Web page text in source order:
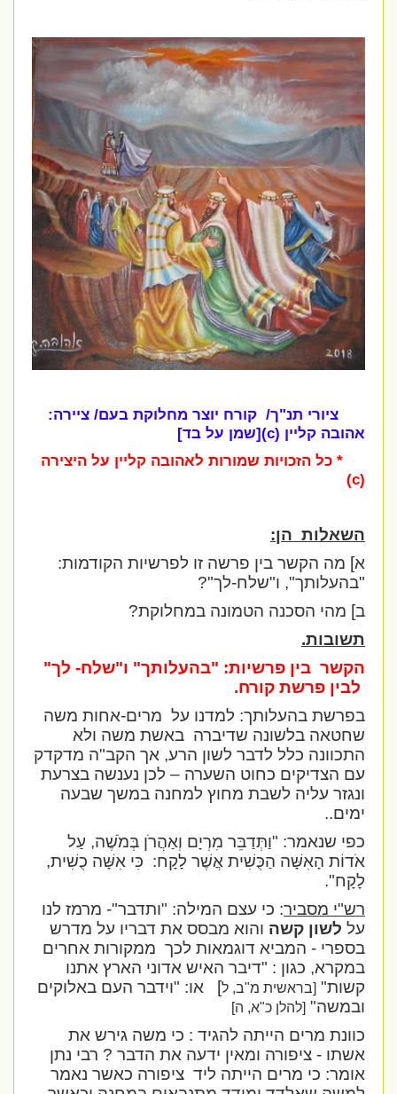
ציורי תנ"ך/ קורח יוצר מחלוקת בעם/ ציירה:
אהובה קליין (c)[שמן על בד]
* כל הזכויות שמורות לאהובה קליין על היצירה
השאלות הן:
א] מה הקשר בין פרשה זו לפרשיות הקודמות:
"בהעלותך", ו"שלח-לך"?
ב] מהי הסכנה הטמונה במחלוקת?
תשובות.
הקשר בין פרשיות: "בהעלותך" ו"שלח- לך"
לבין פרשת קורח.
בפרשת בהעלותך: למדנו על מרים-אחות משה
שחטאה בלשונה שדיברה באשת משה ולא
התכוונה כלל לדבר לשון הרע, אך הקב"ה מדקדק
עם הצדיקים כחוט השערה – לכן נענשה בצרעת
ונגזר עליה לשבת מחוץ למחנה במשך שבעה
ימים..
כפי שנאמר:"וַתְּדַבֵּר מִרְיָם וְאַהֲרֹן בְּמֹשֶׁה, עַל
אֹדוֹת הָאִשָּׁה הַכֻּשִׁית אֲשֶׁר לָקָח: כִּי אִשָּׁה כֻשִׁית,
לָקָח".
רש"י מסביר: כי עצם המילה: "ותדבר"- מרמז לנו
עללשון קשהוהוא מבסס את דבריו על מדרש
בספרי - המביא דוגמאות לכך ממקורות אחרים
במקרא, כגון : "דיבר האיש אדוני הארץ אתנו
קשות"[בראשית מ"ב, ל]
או: "וידבר העם באלוקים
ובמשה"[להלן כ"א, ה]
כוונת מרים הייתה להגיד : כי משה גירש את
אשתו - ציפורה ומאין ידעה את הדבר ? רבי נתן
אומר: כי מרים הייתה ליד ציפורה כאשר נאמר